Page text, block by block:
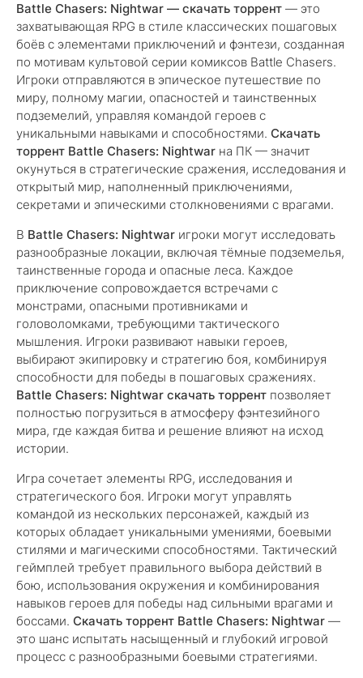
Battle Chasers: Nightwar — скачать торрент — это
захватывающая RPG в стиле классических пошаговых
боёв с элементами приключений и фэнтези, созданная
по мотивам культовой серии комиксов Battle Chasers.
Игроки отправляются в эпическое путешествие по
миру, полному магии, опасностей и таинственных
подземелий, управляя командой героев с
уникальными навыками и способностями. Скачать
торрент Battle Chasers: Nightwar на ПК — значит
окунуться в стратегические сражения, исследования и
открытый мир, наполненный приключениями,
секретами и эпическими столкновениями с врагами.
В Battle Chasers: Nightwar игроки могут исследовать
разнообразные локации, включая тёмные подземелья,
таинственные города и опасные леса. Каждое
приключение сопровождается встречами с
монстрами, опасными противниками и
головоломками, требующими тактического
мышления. Игроки развивают навыки героев,
выбирают экипировку и стратегию боя, комбинируя
способности для победы в пошаговых сражениях.
Battle Chasers: Nightwar скачать торрент позволяет
полностью погрузиться в атмосферу фэнтезийного
мира, где каждая битва и решение влияют на исход
истории.
Игра сочетает элементы RPG, исследования и
стратегического боя. Игроки могут управлять
командой из нескольких персонажей, каждый из
которых обладает уникальными умениями, боевыми
стилями и магическими способностями. Тактический
геймплей требует правильного выбора действий в
бою, использования окружения и комбинирования
навыков героев для победы над сильными врагами и
боссами. Скачать торрент Battle Chasers: Nightwar —
это шанс испытать насыщенный и глубокий игровой
процесс с разнообразными боевыми стратегиями.